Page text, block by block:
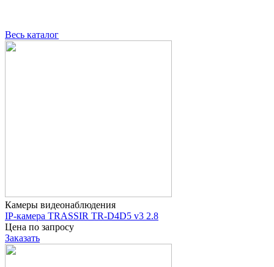
Весь каталог
Камеры видеонаблюдения
IP-камера TRASSIR TR-D4D5 v3 2.8
Цена по запросу
Заказать